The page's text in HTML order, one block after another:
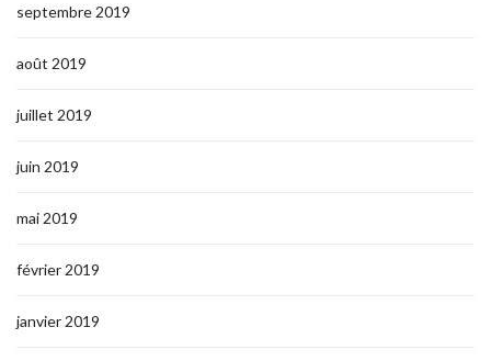
septembre 2019
août 2019
juillet 2019
juin 2019
mai 2019
février 2019
janvier 2019